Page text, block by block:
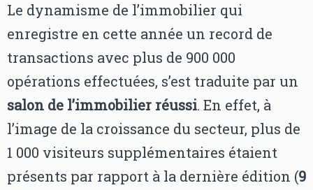
Le dynamisme de l’immobilier qui
enregistre en cette année un record de
transactions avec plus de 900 000
opérations effectuées, s’est traduite par un
salon de l’immobilier réussi. En effet, à
l’image de la croissance du secteur, plus de
1 000 visiteurs supplémentaires étaient
présents par rapport à la dernière édition (9